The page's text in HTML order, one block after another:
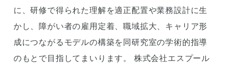
に、研修で得られた理解を適正配置や業務設計に生
かし、障がい者の雇用定着、職域拡大、キャリア形
成につながるモデルの構築を同研究室の学術的指導
のもとで目指してまいります。 株式会社エスプール